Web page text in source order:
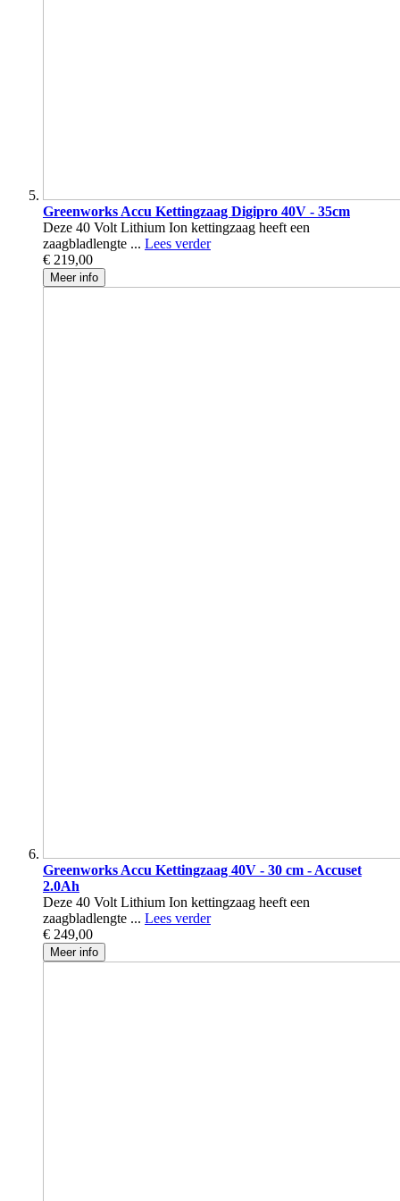
Greenworks Accu Kettingzaag Digipro 40V - 35cm
Deze 40 Volt Lithium Ion kettingzaag heeft een
zaagbladlengte ... Lees verder
€ 219,00
Meer info
Greenworks Accu Kettingzaag 40V - 30 cm - Accuset
2.0Ah
Deze 40 Volt Lithium Ion kettingzaag heeft een
zaagbladlengte ... Lees verder
€ 249,00
Meer info